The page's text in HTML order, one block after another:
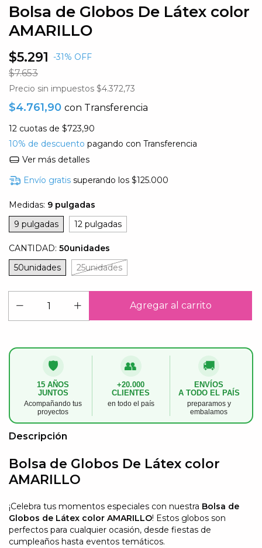
Bolsa de Globos De Látex color
AMARILLO
$5.291 -31% OFF
$7.653
Precio sin impuestos $4.372,73
$4.761,90 con Transferencia
12 cuotas de $723,90
10% de descuento pagando con Transferencia
Ver más detalles
Envío gratis superando los$125.000
Medidas: 9 pulgadas
9 pulgadas
12 pulgadas
CANTIDAD: 50unidades
50unidades
25unidades
🛡️
15 AÑOS
JUNTOS
Acompañando tus
proyectos
👥
+20.000
CLIENTES
en todo el país
🚚
ENVÍOS
A TODO EL PAÍS
preparamos y
embalamos
Descripción
Bolsa de Globos De Látex color
AMARILLO
¡Celebra tus momentos especiales con nuestra Bolsa de
Globos de Látex color AMARILLO! Estos globos son
perfectos para cualquier ocasión, desde fiestas de
cumpleaños hasta eventos temáticos.